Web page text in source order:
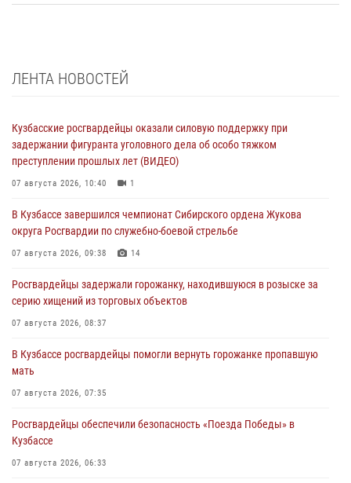
ЛЕНТА НОВОСТЕЙ
Кузбасские росгвардейцы оказали силовую поддержку при
задержании фигуранта уголовного дела об особо тяжком
преступлении прошлых лет (ВИДЕО)
07 августа 2026, 10:40 1
В Кузбассе завершился чемпионат Сибирского ордена Жукова
округа Росгвардии по служебно-боевой стрельбе
07 августа 2026, 09:38 14
Росгвардейцы задержали горожанку, находившуюся в розыске за
серию хищений из торговых объектов
07 августа 2026, 08:37
В Кузбассе росгвардейцы помогли вернуть горожанке пропавшую
мать
07 августа 2026, 07:35
Росгвардейцы обеспечили безопасность «Поезда Победы» в
Кузбассе
07 августа 2026, 06:33